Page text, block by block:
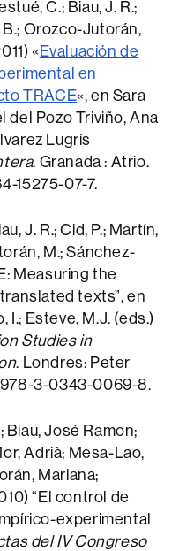
C.; Biau, J. R.;
B.; Orozco-Jutorán,
« Evaluación de
en
TRACE«, en Sara
del Pozo Triviño, Ana
Lugrís
. Granada : Atrio.
15275-07-7.
J. R.; Cid, P.; Martín,
M.; Sánchez-
Measuring the
texts”, en
I.; Esteve, M.J. (eds.)
Studies in
. Londres: Peter
978-3-0343-0069-8.
José Ramon;
Adrià; Mesa-Lao,
Mariana;
“El control de
experimental
del IV Congreso